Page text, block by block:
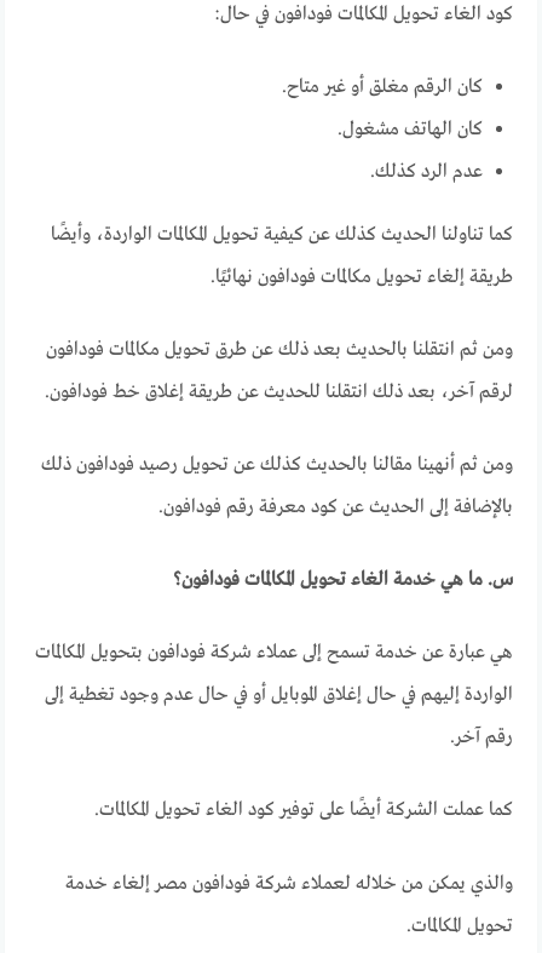
كود الغاء تحويل المكالمات فودافون في حال:
كان الرقم مغلق أو غير متاح.
كان الهاتف مشغول.
عدم الرد كذلك.
كما تناولنا الحديث كذلك عن كيفية تحويل المكالمات الواردة، وأيضًا
طريقة إلغاء تحويل مكالمات فودافون نهائيًا.
ومن ثم انتقلنا بالحديث بعد ذلك عن طرق تحويل مكالمات فودافون
لرقم آخر، بعد ذلك انتقلنا للحديث عن طريقة إغلاق خط فودافون.
ومن ثم أنهينا مقالنا بالحديث كذلك عن تحويل رصيد فودافون ذلك
بالإضافة إلى الحديث عن كود معرفة رقم فودافون.
س. ما هي خدمة الغاء تحويل المكالمات فودافون؟
هي عبارة عن خدمة تسمح إلى عملاء شركة فودافون بتحويل المكالمات
الواردة إليهم في حال إغلاق الموبايل أو في حال عدم وجود تغطية إلى
رقم آخر.
كما عملت الشركة أيضًا على توفير كود الغاء تحويل المكالمات.
والذي يمكن من خلاله لعملاء شركة فودافون مصر إلغاء خدمة
تحويل المكالمات.